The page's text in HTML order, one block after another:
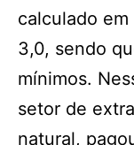
calculado
3,0, sendo
mínimos.
setor de
natural,